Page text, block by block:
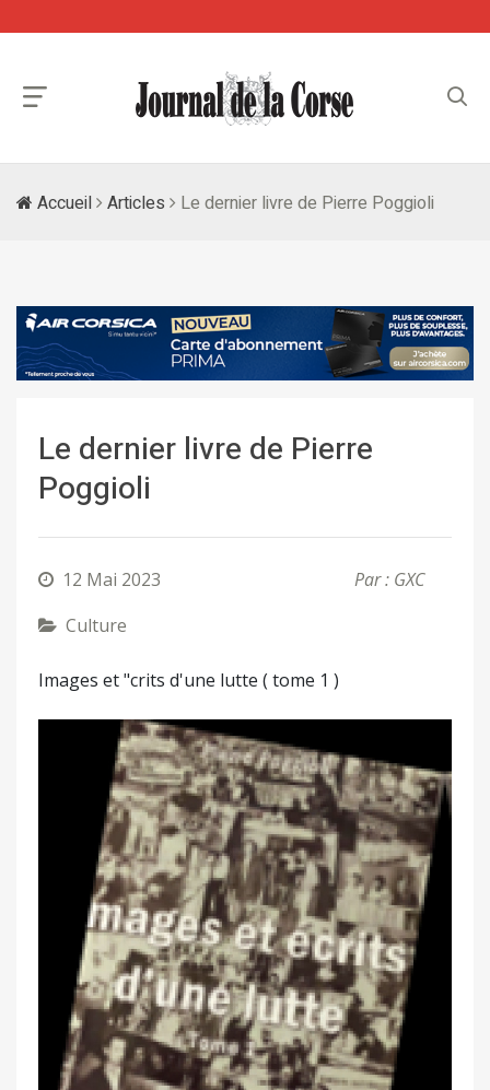
Accueil Articles Le dernier livre de Pierre Poggioli
Le dernier livre de Pierre
Poggioli
12 Mai 2023
Par : GXC
Culture
Images et "crits d'une lutte ( tome 1 )